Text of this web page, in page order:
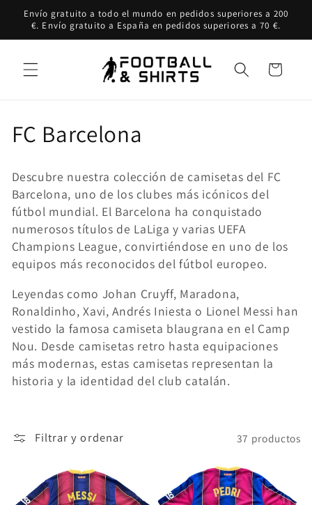
directamente
al contenido
Envío gratuito a todo el mundo en pedidos superiores a 200
€. Envío gratuito a España en pedidos superiores a 70 €.
Carrito
C
l
e
c
c
i
ó
n
FC Barcelona
Descubre nuestra colección de camisetas del FC
Barcelona, uno de los clubes más icónicos del
fútbol mundial. El Barcelona ha conquistado
numerosos títulos de LaLiga y varias UEFA
Champions League, convirtiéndose en uno de los
equipos más reconocidos del fútbol europeo.
Leyendas como Johan Cruyff, Maradona,
Ronaldinho, Xavi, Andrés Iniesta o Lionel Messi han
vestido la famosa camiseta blaugrana en el Camp
Nou. Desde camisetas retro hasta equipaciones
más modernas, estas camisetas representan la
historia y la identidad del club catalán.
Filtrar y ordenar 37 productos